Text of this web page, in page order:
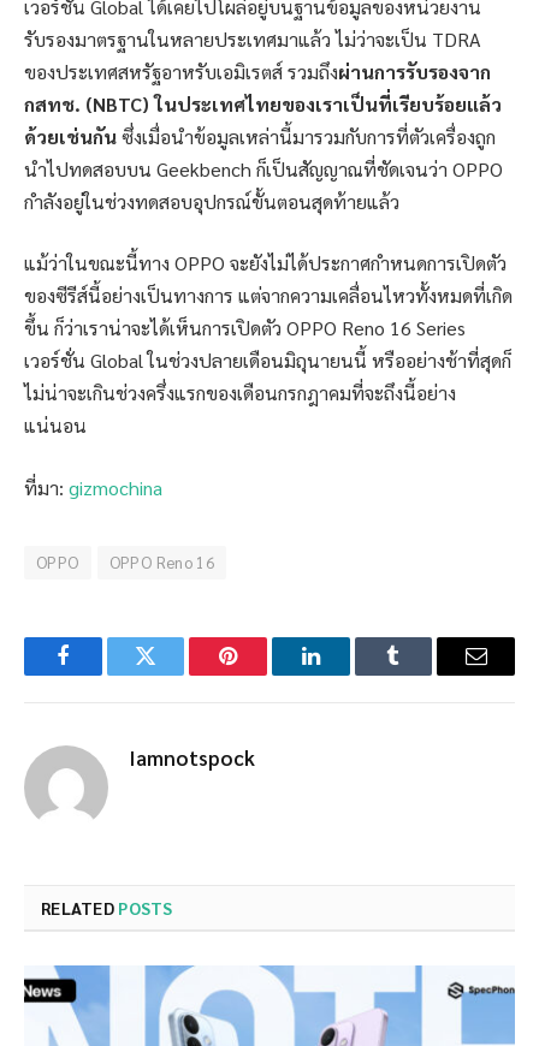
เวอร์ชั่น Global ได้เคยไปโผล่อยู่บนฐานข้อมูลของหน่วยงาน
รับรองมาตรฐานในหลายประเทศมาแล้ว ไม่ว่าจะเป็น TDRA
ของประเทศสหรัฐอาหรับเอมิเรตส์ รวมถึงผ่านการรับรองจาก
กสทช. (NBTC) ในประเทศไทยของเราเป็นที่เรียบร้อยแล้ว
ด้วยเช่นกันซึ่งเมื่อนำข้อมูลเหล่านี้มารวมกับการที่ตัวเครื่องถูก
นำไปทดสอบบน Geekbench ก็เป็นสัญญาณที่ชัดเจนว่า OPPO
กำลังอยู่ในช่วงทดสอบอุปกรณ์ขั้นตอนสุดท้ายแล้ว
แม้ว่าในขณะนี้ทาง OPPO จะยังไม่ได้ประกาศกำหนดการเปิดตัว
ของซีรีส์นี้อย่างเป็นทางการ แต่จากความเคลื่อนไหวทั้งหมดที่เกิด
ขึ้น ก็ว่าเราน่าจะได้เห็นการเปิดตัว OPPO Reno 16 Series
เวอร์ชั่น Global ในช่วงปลายเดือนมิถุนายนนี้ หรืออย่างช้าที่สุดก็
ไม่น่าจะเกินช่วงครึ่งแรกของเดือนกรกฎาคมที่จะถึงนี้อย่าง
แน่นอน
ที่มา: gizmochina
OPPO OPPO Reno 16
FacebookTwitter Pinterest LinkedInTumblr Email
Iamnotspock
RELATED POSTS